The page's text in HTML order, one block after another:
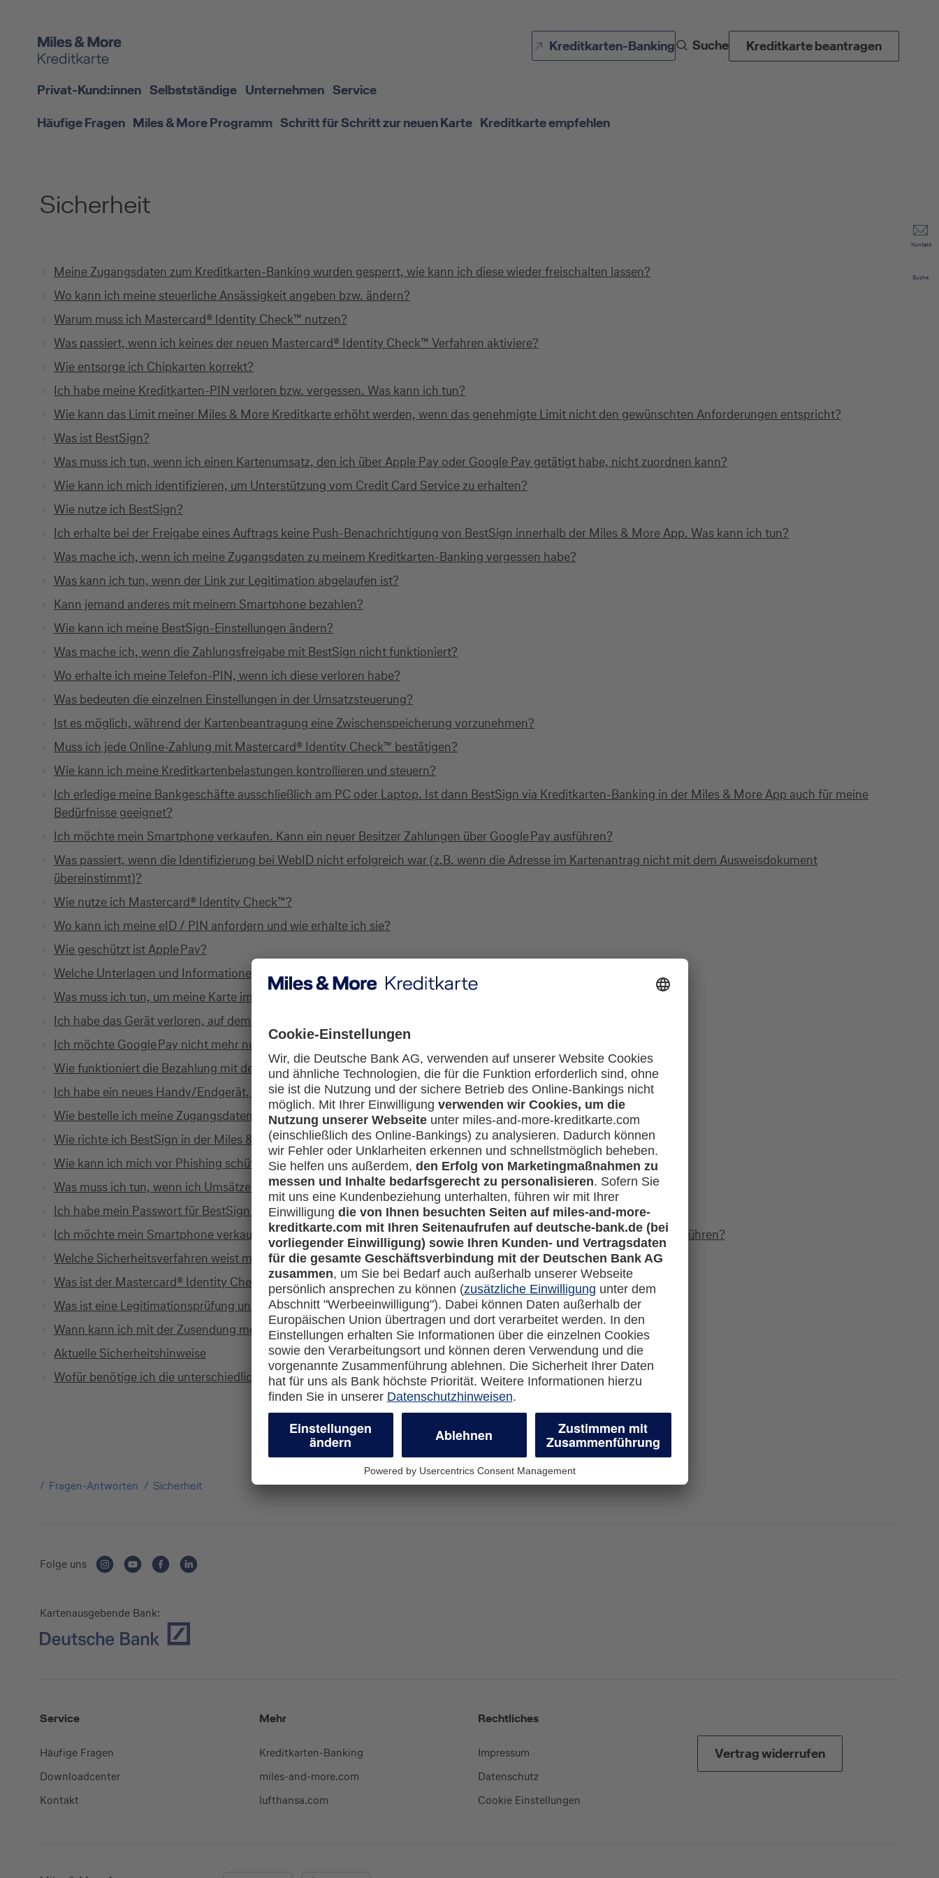
Direkt zur Suche (Enter drücken)
Direkt zum Hauptinhalt (Enter drücken)
Kreditkarten-Banking Suche Kreditkarte beantragen
Kontakt
Suche
Privat-Kund:innen Selbstständige Unternehmen Service
Häufige Fragen Miles & More Programm Schritt für Schritt zur neuen Karte Kreditkarte empfehlen
Sicherheit
Meine Zugangsdaten zum Kreditkarten-Banking wurden gesperrt, wie kann ich diese wieder freischalten lassen?
Wo kann ich meine steuerliche Ansässigkeit angeben bzw. ändern?
Warum muss ich Mastercard® Identity Check™ nutzen?
Was passiert, wenn ich keines der neuen Mastercard® Identity Check™ Verfahren aktiviere?
Wie entsorge ich Chipkarten korrekt?
Ich habe meine Kreditkarten-PIN verloren bzw. vergessen. Was kann ich tun?
Wie kann das Limit meiner Miles & More Kreditkarte erhöht werden, wenn das genehmigte Limit nicht den gewünschten Anforderungen entspricht?
Was ist BestSign?
Was muss ich tun, wenn ich einen Kartenumsatz, den ich über Apple Pay oder Google Pay getätigt habe, nicht zuordnen kann?
Wie kann ich mich identifizieren, um Unterstützung vom Credit Card Service zu erhalten?
Wie nutze ich BestSign?
Ich erhalte bei der Freigabe eines Auftrags keine Push-Benachrichtigung von BestSign innerhalb der Miles & More App. Was kann ich tun?
Was mache ich, wenn ich meine Zugangsdaten zu meinem Kreditkarten-Banking vergessen habe?
Was kann ich tun, wenn der Link zur Legitimation abgelaufen ist?
Kann jemand anderes mit meinem Smartphone bezahlen?
Wie kann ich meine BestSign-Einstellungen ändern?
Was mache ich, wenn die Zahlungsfreigabe mit BestSign nicht funktioniert?
Wo erhalte ich meine Telefon-PIN, wenn ich diese verloren habe?
Was bedeuten die einzelnen Einstellungen in der Umsatzsteuerung?
Ist es möglich, während der Kartenbeantragung eine Zwischenspeicherung vorzunehmen?
Muss ich jede Online-Zahlung mit Mastercard® Identity Check™ bestätigen?
Wie kann ich meine Kreditkartenbelastungen kontrollieren und steuern?
Ich erledige meine Bankgeschäfte ausschließlich am PC oder Laptop. Ist dann BestSign via Kreditkarten-Banking in der Miles & More App auch für meine
Bedürfnisse geeignet?
Ich möchte mein Smartphone verkaufen. Kann ein neuer Besitzer Zahlungen über Google Pay ausführen?
Was passiert, wenn die Identifizierung bei WebID nicht erfolgreich war (z.B. wenn die Adresse im Kartenantrag nicht mit dem Ausweisdokument
übereinstimmt)?
Wie nutze ich Mastercard® Identity Check™?
Wo kann ich meine eID / PIN anfordern und wie erhalte ich sie?
Wie geschützt ist Apple Pay?
Welche Unterlagen und Informationen benötige ich für den Legitimationsprozess?
Was muss ich tun, um meine Karte im Internet nutzen zu können?
Ich habe das Gerät verloren, auf dem ich Google Pay nutze. Was muss ich tun?
Ich möchte Google Pay nicht mehr nutzen. Was muss ich tun?
Wie funktioniert die Bezahlung mit dem Mastercard® Identity Check™ Verfahren?
Ich habe ein neues Handy/Endgerät, wie kann ich BestSign dort anlegen?
Wie bestelle ich meine Zugangsdaten für das Kreditkarten-Banking nach, wenn diese verloren gegangen sind?
Wie richte ich BestSign in der Miles & More App ein?
Wie kann ich mich vor Phishing schützen? Wie reagiere ich im Verdachtsfall?
Was muss ich tun, wenn ich Umsätze reklamieren möchte?
Ich habe mein Passwort für BestSign vergessen. Kann ich dieses zurücksetzen?
Ich möchte mein Smartphone verkaufen. Kann ein neuer Besitzer/eine neue Besitzerin Zahlungen über Google Pay ausführen?
Welche Sicherheitsverfahren weist meine Lufthansa Miles & More Credit Card auf?
Was ist der Mastercard® Identity Check und wie funktioniert er?
Was ist eine Legitimationsprüfung und welche Möglichkeiten habe ich, mich zu legitimieren?
Wann kann ich mit der Zusendung meiner Kreditkarten-PIN rechnen?
Aktuelle Sicherheitshinweise
Wofür benötige ich die unterschiedlichen PINs meiner Miles & More Kreditkarte?
Fragen-Antworten Sicherheit
Folge uns
Kartenausgebende Bank:
Service
Häufige Fragen
Downloadcenter
Kontakt
Mehr
Kreditkarten-Banking
miles-and-more.com
lufthansa.com
Rechtliches
Impressum
Datenschutz
Cookie Einstellungen
Vertrag widerrufen